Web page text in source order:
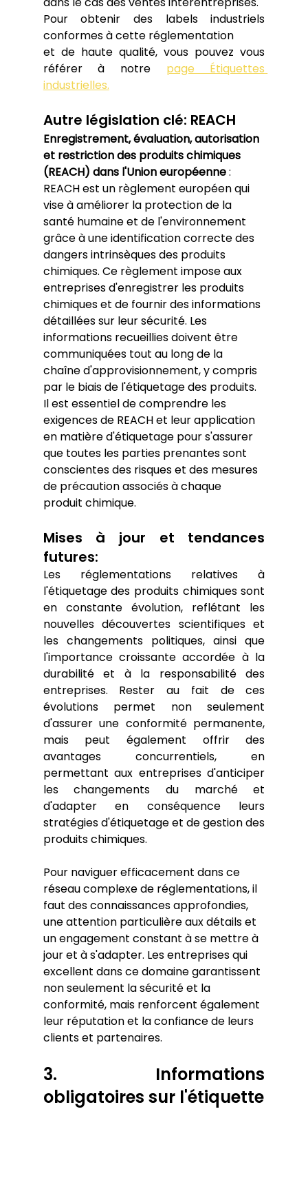
Pour obtenir des labels industriels
conformes à cette réglementation
et de haute qualité, vous pouvez vous
référer à notre page Étiquettes
industrielles.
Autre législation clé: REACH
Enregistrement, évaluation, autorisation
et restriction des produits chimiques
(REACH) dans l'Union européenne :
REACH est un règlement européen qui
vise à améliorer la protection de la
santé humaine et de l'environnement
grâce à une identification correcte des
dangers intrinsèques des produits
chimiques. Ce règlement impose aux
entreprises d'enregistrer les produits
chimiques et de fournir des informations
détaillées sur leur sécurité. Les
informations recueillies doivent être
communiquées tout au long de la
chaîne d'approvisionnement, y compris
par le biais de l'étiquetage des produits.
Il est essentiel de comprendre les
exigences de REACH et leur application
en matière d'étiquetage pour s'assurer
que toutes les parties prenantes sont
conscientes des risques et des mesures
de précaution associés à chaque
produit chimique.
Mises à jour et tendances
futures:
Les réglementations relatives à
l'étiquetage des produits chimiques sont
en constante évolution, reflétant les
nouvelles découvertes scientifiques et
les changements politiques, ainsi que
l'importance croissante accordée à la
durabilité et à la responsabilité des
entreprises. Rester au fait de ces
évolutions permet non seulement
d'assurer une conformité permanente,
mais peut également offrir des
avantages concurrentiels, en
permettant aux entreprises d'anticiper
les changements du marché et
d'adapter en conséquence leurs
stratégies d'étiquetage et de gestion des
produits chimiques.
Pour naviguer efficacement dans ce
réseau complexe de réglementations, il
faut des connaissances approfondies,
une attention particulière aux détails et
un engagement constant à se mettre à
jour et à s'adapter. Les entreprises qui
excellent dans ce domaine garantissent
non seulement la sécurité et la
conformité, mais renforcent également
leur réputation et la confiance de leurs
clients et partenaires.
3. Informations
obligatoires sur l'étiquette